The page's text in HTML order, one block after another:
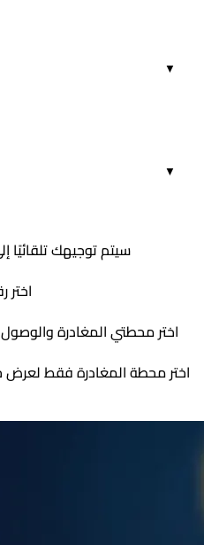
▼
▼
سيتم توجيهك تلقائيًا
اختر محطتي المغادرة
اختر محطة المغادرة فقط